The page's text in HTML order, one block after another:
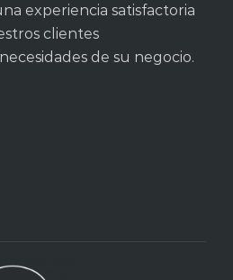
experiencia satisfactoria
clientes
de su negocio.